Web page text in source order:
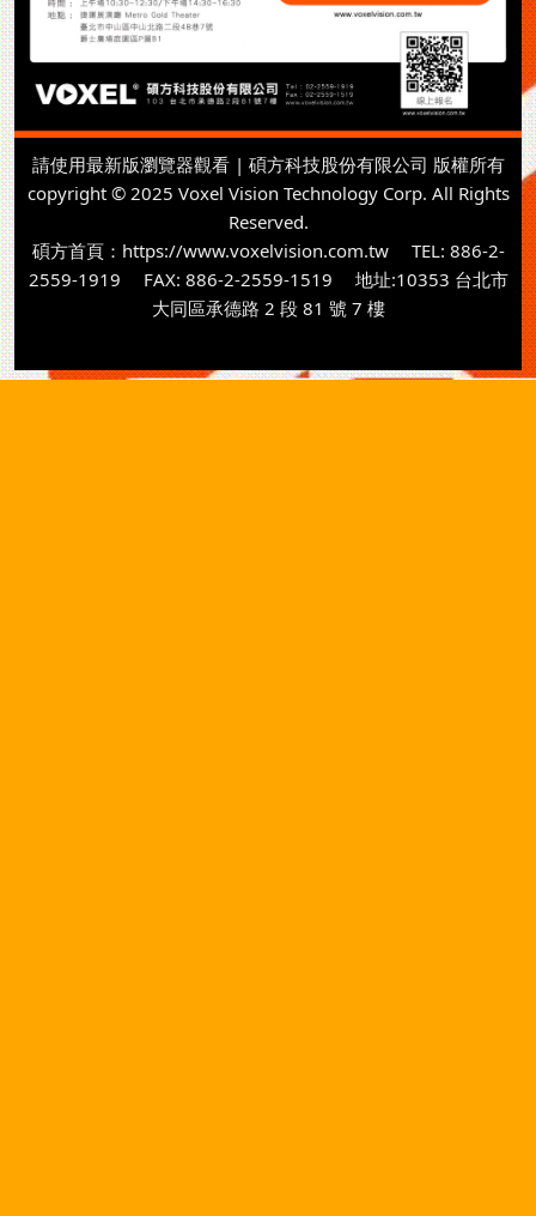
請使用最新版瀏覽器觀看 | 碩方科技股份有限公司 版權所有
copyright © 2025 Voxel Vision Technology Corp. All Rights
Reserved.
碩方首頁： https://www.voxelvision.com.twTEL: 886-2-
2559-1919 FAX: 886-2-2559-1519 地址:10353 台北市
大同區承德路 2 段 81 號 7 樓